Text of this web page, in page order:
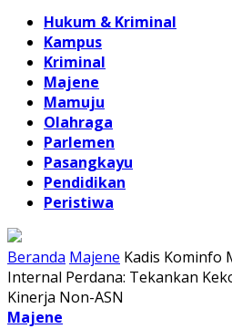
Hukum & Kriminal
Kampus
Kriminal
Majene
Mamuju
Olahraga
Parlemen
Pasangkayu
Pendidikan
Peristiwa
Beranda Majene Kadis Kominfo
Internal Perdana: Tekankan
Kinerja Non-ASN
Majene